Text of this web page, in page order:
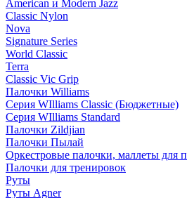
American и Modern Jazz
Classic Nylon
Nova
Signature Series
World Classic
Terra
Classic Vic Grip
Палочки Williams
Серия WIlliams Classic (Бюджетные)
Серия WIlliams Standard
Палочки Zildjian
Палочки Пылай
Оркестровые палочки, маллеты для
Палочки для тренировок
Руты
Руты Agner